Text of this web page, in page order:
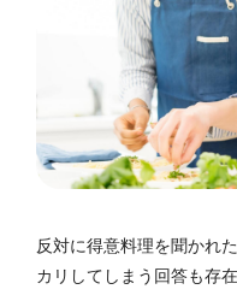
反対に得意料理を聞かれ
カリしてしまう回答も存在